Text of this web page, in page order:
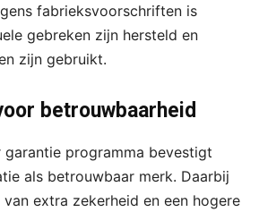
fabrieksvoorschriften is
gebreken zijn hersteld en
zijn gebruikt.
betrouwbaarheid
programma bevestigt
als betrouwbaar merk. Daarbij
extra zekerheid en een hogere